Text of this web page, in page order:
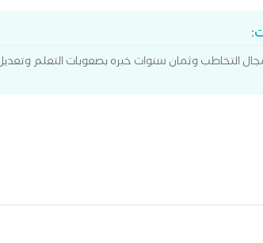
التخاطب وثمان سنوات خبره بصعوبات التعلم